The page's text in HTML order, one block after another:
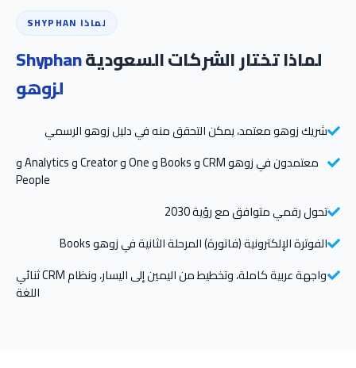
لماذا SHYPHAN
لماذا تختار الشركات السعوديةShyphan
لزوهو
شريك زوهو معتمد، يمكن التحقق منه في دليل زوهو الرسمي
معتمدون في زوهو CRM و Books و One و Creator و Analytics و
People
تحول رقمي متوافق مع رؤية 2030
الفوترة الإلكترونية (فاتورة) المرحلة الثانية في زوهو Books
واجهة عربية كاملة، وتخطيط من اليمين إلى اليسار، ونظام CRM ثنائي
اللغة